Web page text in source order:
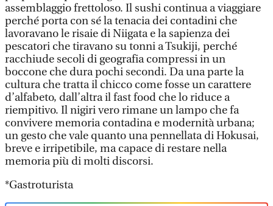
assemblaggio frettoloso. Il sushi continua a viaggiare
perché porta con sé la tenacia dei contadini che
lavoravano le risaie di Niigata e la sapienza dei
pescatori che tiravano su tonni a Tsukiji, perché
racchiude secoli di geografia compressi in un
boccone che dura pochi secondi. Da una parte la
cultura che tratta il chicco come fosse un carattere
d’alfabeto, dall’altra il fast food che lo riduce a
riempitivo. Il nigiri vero rimane un lampo che fa
convivere memoria contadina e modernità urbana;
un gesto che vale quanto una pennellata di Hokusai,
breve e irripetibile, ma capace di restare nella
memoria più di molti discorsi.
*Gastroturista